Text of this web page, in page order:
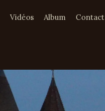
Vidéos Album Contact